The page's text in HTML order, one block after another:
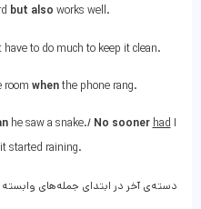
but also works well.
have to do much to keep it clean.
room whenthe phone rang.
he saw a snake./ No sooner had I
started raining.
دسته‌ی آخر در ابتدای جمله‌های